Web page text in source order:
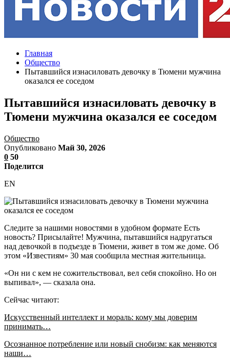
Главная
Общество
Пытавшийся изнасиловать девочку в Тюмени мужчина
оказался ее соседом
Пытавшийся изнасиловать девочку в
Тюмени мужчина оказался ее соседом
Общество
Опубликовано Май 30, 2026
0 50
Поделится
EN
Следите за нашими новостями в удобном формате Есть
новость? Присылайте! Мужчина, пытавшийся надругаться
над девочкой в подъезде в Тюмени, живет в том же доме. Об
этом «Известиям» 30 мая сообщила местная жительница.
«Он ни с кем не сожительствовал, вел себя спокойно. Но он
выпивал», — сказала она.
Сейчас читают:
Искусственный интеллект и мораль: кому мы доверим
принимать…
Осознанное потребление или новый снобизм: как меняются
наши…